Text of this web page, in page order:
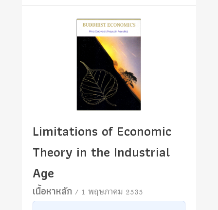
Limitations of Economic
Theory in the Industrial
Age
เนื้อหาหลัก/ 1 พฤษภาคม 2535